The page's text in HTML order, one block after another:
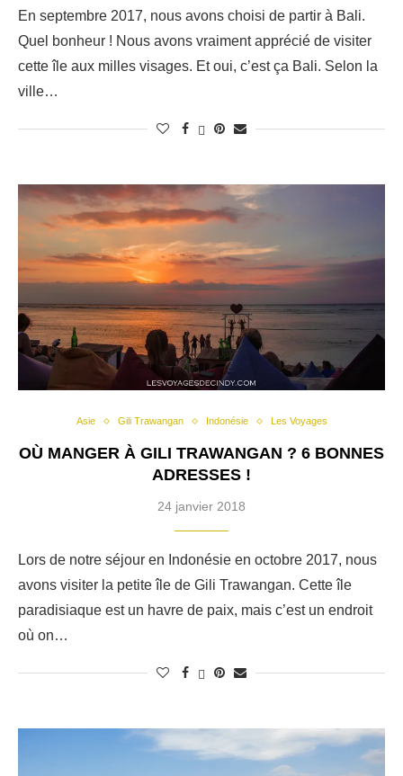
En septembre 2017, nous avons choisi de partir à Bali.
Quel bonheur ! Nous avons vraiment apprécié de visiter
cette île aux milles visages. Et oui, c’est ça Bali. Selon la
ville…
Asie Gili Trawangan Indonésie Les Voyages
OÙ MANGER À GILI TRAWANGAN ? 6 BONNES
ADRESSES !
24 janvier 2018
Lors de notre séjour en Indonésie en octobre 2017, nous
avons visiter la petite île de Gili Trawangan. Cette île
paradisiaque est un havre de paix, mais c’est un endroit
où on…